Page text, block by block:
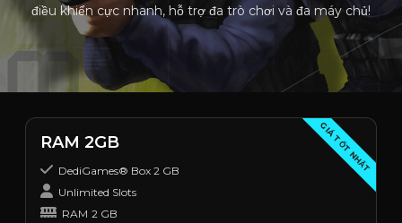
điều khiển cực nhanh, hỗ trợ đa trò chơi và đa máy chủ!
GIÁ TỐT NHẤT
RAM 2GB
DediGames® Box 2 GB
Unlimited Slots
RAM 2 GB